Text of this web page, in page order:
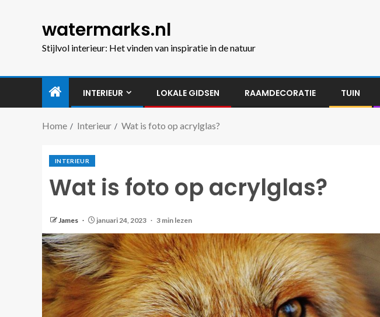
watermarks.nl
Stijlvol interieur: Het vinden van inspiratie in de natuur
INTERIEUR LOKALE GIDSEN RAAMDECORATIE TUIN
Home Interieur Wat is foto op acrylglas?
INTERIEUR
Wat is foto op acrylglas?
James januari 24, 2023 3 min lezen